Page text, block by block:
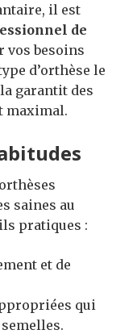
il est
de
vos besoins
d’orthèse le
garantit des
maximal.
saines au
pratiques :
et de
qui